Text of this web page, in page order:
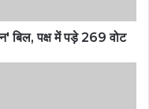
पक्ष में पड़े 269 वोट